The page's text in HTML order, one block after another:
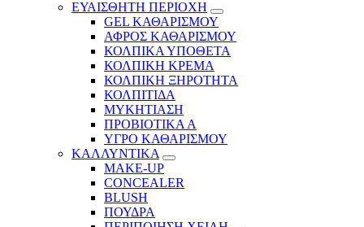
ΕΥΑΙΣΘΗΤΗ ΠΕΡΙΟΧΗ
GEL ΚΑΘΑΡΙΣΜΟΥ
ΑΦΡΟΣ ΚΑΘΑΡΙΣΜΟΥ
ΚΟΛΠΙΚΑ ΥΠΟΘΕΤΑ
ΚΟΛΠΙΚΗ ΚΡΕΜΑ
ΚΟΛΠΙΚΗ ΞΗΡΟΤΗΤΑ
ΚΟΛΠΙΤΙΔΑ
ΜΥΚΗΤΙΑΣΗ
ΠΡΟΒΙΟΤΙΚΑ Α
ΥΓΡΟ ΚΑΘΑΡΙΣΜΟΥ
ΚΑΛΛΥΝΤΙΚΑ
MAKE-UP
CONCEALER
BLUSH
ΠΟΥΔΡΑ